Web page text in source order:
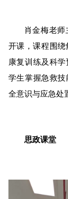
肖金梅老
开课，课程围绕
康复训练及科
学生掌握急救
全意识与应急处
思政课堂